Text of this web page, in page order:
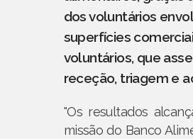
dos voluntários
superfícies
voluntários, que
receção, triagem e
"Os resultados
missão do Banco